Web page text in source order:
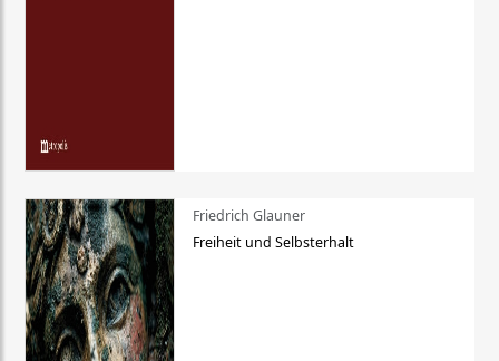
Friedrich Glauner
Freiheit und Selbsterhalt